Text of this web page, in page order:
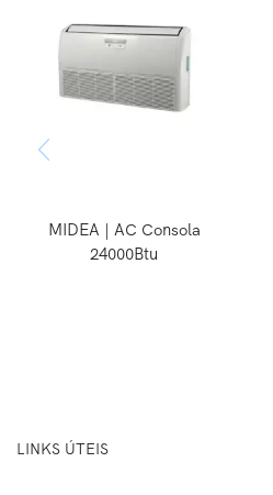
MIDEA | AC Consola
24000Btu
LINKS ÚTEIS